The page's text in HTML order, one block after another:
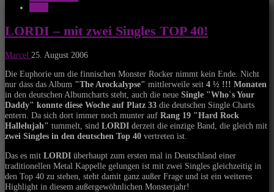
LORDI – mit zwei Singles TOP 40!
Marcel 25. August 2006
Die Euphorie um die finnischen Monster Rocker nimmt kein Ende. Nicht
nur dass das Album "The Arockalypse" mittlerweile seit 4 ½ !!! Monaten
in den deutschen Albumcharts steht, auch die neue Single "Who`s Your
Daddy" konnte diese Woche auf Platz 33 die deutschen Single Charts
entern. Da sich dort immer noch munter auf Rang 19 "Hard Rock
Hallelujah" tummelt, sind LORDI derzeit die einzige Band, die gleich mit
zwei Singles in den deutschen Top 40 vertreten ist.
Das es mit LORDI überhaupt zum ersten mal in Deutschland einer
traditionellen Metal Kappelle gelungen ist mit zwei Singles gleichzeitig in
den Top 40 zu stehen, steht damit ganz außer Frage und ist ein weiteres
Highlight in diesem außergewöhnlichen Monsterjahr!